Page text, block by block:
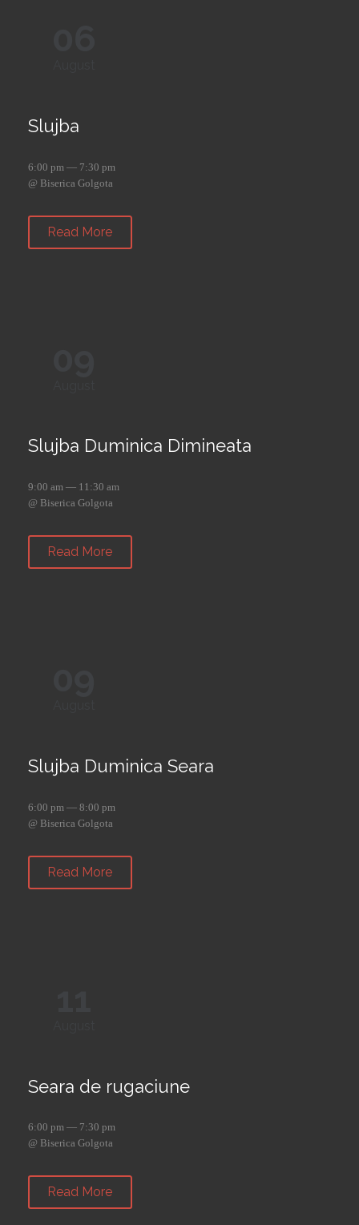
Slujba
6:00 pm — 7:30 pm
@ Biserica Golgota
Read More
Slujba Duminica Dimineata
9:00 am — 11:30 am
@ Biserica Golgota
Read More
Slujba Duminica Seara
6:00 pm — 8:00 pm
@ Biserica Golgota
Read More
Seara de rugaciune
6:00 pm — 7:30 pm
@ Biserica Golgota
Read More